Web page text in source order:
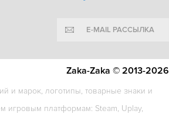
-92%
Genesis Noir
329
E-MAIL РАССЫЛКА
и марок, логотипы, товарные знаки и
игровым платформам: Steam, Uplay,
Zaka-Zaka © 2013-2026